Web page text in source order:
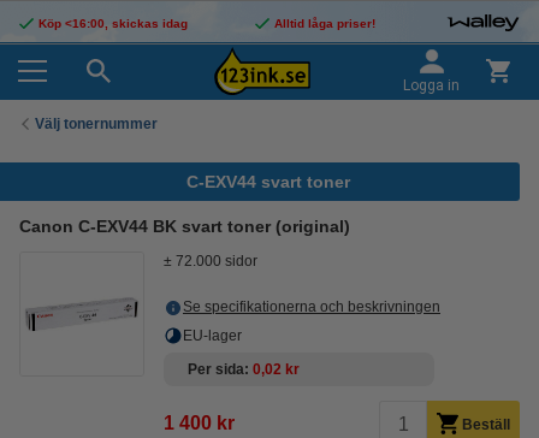
Köp <16:00, skickas idag Alltid låga priser!
Logga in
Välj tonernummer
C-EXV44 svart toner
Canon C-EXV44 BK svart toner (original)
± 72.000 sidor
Se specifikationerna och beskrivningen
EU-lager
Per sida 0,02 kr
1 400 kr Beställ